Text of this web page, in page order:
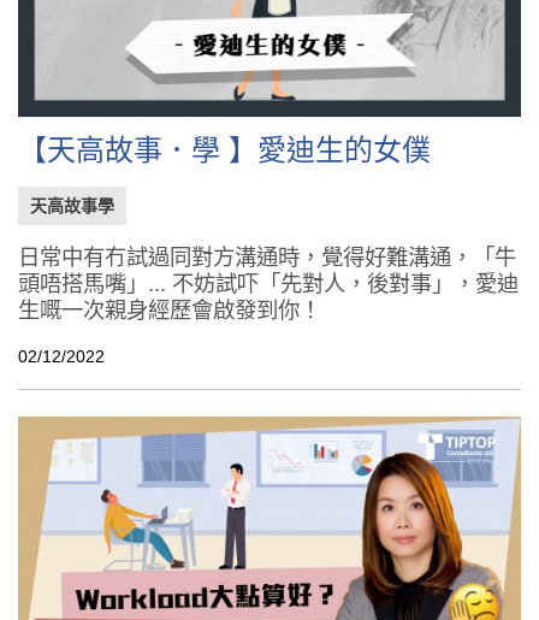
【天高故事．學 】愛迪生的女僕
天高故事學
日常中有冇試過同對方溝通時，覺得好難溝通，「牛
頭唔搭馬嘴」... 不妨試吓「先對人，後對事」，愛迪
生嘅一次親身經歷會啟發到你！
02/12/2022